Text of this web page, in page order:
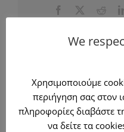
Facebook
Κατασκευή
πέργγολας
We
Χρησιμοποιούμε
περιήγηση σας στον
πληροφορίες διαβάστε
να δείτε τα